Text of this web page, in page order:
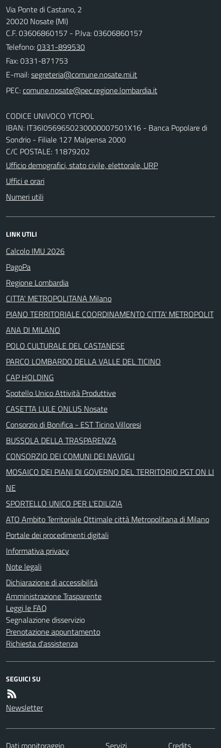
Via Ponte di Castano, 2
20020 Nosate (MI)
C.F. 03606860157 - P.Iva: 03606860157
Telefono:0331-899530
Fax: 0331-871753
E-mail:
PEC:
CODICE UNIVOCO YTCPOL
IBAN: IT36I0569650230000007501X16 - Banca Popolare di
Sondrio - Filiale 127 Malpensa 2000
C/C POSTALE: 11879202
Ufficio demografici, stato civile, elettorale, URP
Uffici e orari
Numeri utili
LINK UTILI
Calcolo IMU 2026
PagoPa
Regione Lombardia
CITTA' METROPOLITANA Milano
PIANO TERRITORIALE COORDINAMENTO CITTA' METROPOLIT
ANA DI MILANO
POLO CULTURALE DEL CASTANESE
PARCO LOMBARDO DELLA VALLE DEL TICINO
CAP HOLDING
Spotello Unico Attività Produttive
CASETTA LULE ONLUS Nosate
Consorzio di Bonifica - EST Ticino Villoresi
BUSSOLA DELLA TRASPARENZA
CONSORZIO DEI COMUNI DEI NAVIGLI
MOSAICO DEI PIANI DI GOVERNO DEL TERRITORIO PGT ON LI
NE
SPORTELLO UNICO PER L'EDILIZIA
ATO Ambito Territoriale Ottimale città Metropolitana di Milano
Portale dei procedimenti digitali
Informativa privacy
Note legali
Dichiarazione di accessibilità
Amministrazione Trasparente
Leggi le FAQ
Segnalazione disservizio
Prenotazione appuntamento
Richiesta d'assistenza
SEGUICI SU
Newsletter
Dati monitoraggio Servizi Credits